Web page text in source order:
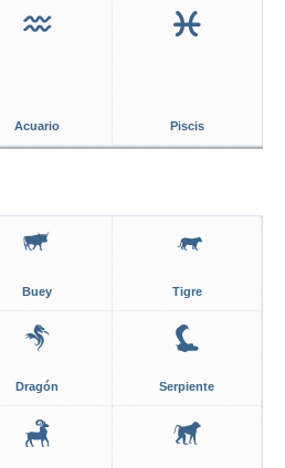
Acuario Piscis
Buey Tigre
Dragón Serpiente